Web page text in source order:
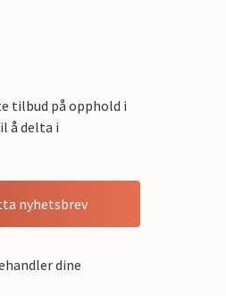
tilbud på opphold i
å delta i
nyhetsbrev
dine